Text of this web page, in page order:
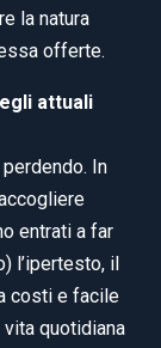
la natura
offerte.
attuali
In
entrati a far
l’ipertesto, il
costi e facile
quotidiana